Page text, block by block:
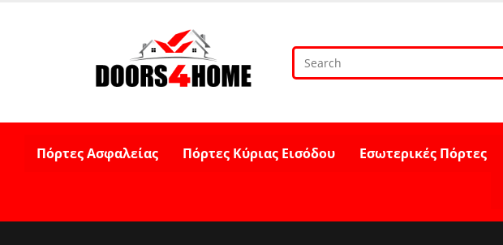
Πόρτες Ασφαλείας Πόρτες Κύριας Εισόδου Εσωτερικές Πόρτες